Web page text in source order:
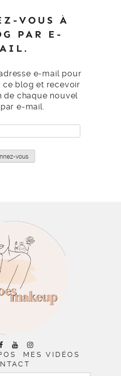
VOUS À
PAR E-
e-mail pour
ce blog et recevoir
de chaque nouvel
e-mail.
vous
MES VIDÉOS